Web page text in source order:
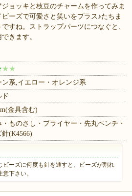
ョッキと枝豆のチャームを作ってみま
ーズで可愛さと笑いをプラス♪たちま
すね。ストラップパーツにつなぐと、
きます。
★ ★
ン系,イエロー・オレンジ系
ド
金具含む)
・ものさし・プライヤー・先丸ペンチ・
針(K4566)
ビーズに何度も針を通すと、ビーズが割れ
下さい。